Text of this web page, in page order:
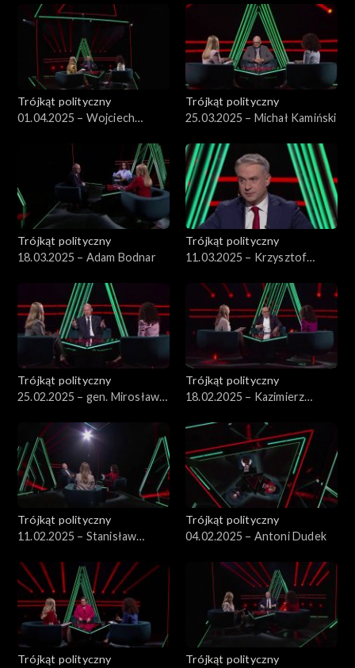
Trójkąt polityczny
01.04.2025 – Wojciech
Trójkąt polityczny
25.03.2025 – Michał Kamiński
Trójkąt polityczny
18.03.2025 – Adam Bodnar
Trójkąt polityczny
11.03.2025 – Krzysztof
Trójkąt polityczny
25.02.2025 – gen. Mirosław
Trójkąt polityczny
18.02.2025 – Kazimierz
Trójkąt polityczny
11.02.2025 – Stanisław
Trójkąt polityczny
04.02.2025 – Antoni Dudek
Trójkąt polityczny
Trójkąt polityczny